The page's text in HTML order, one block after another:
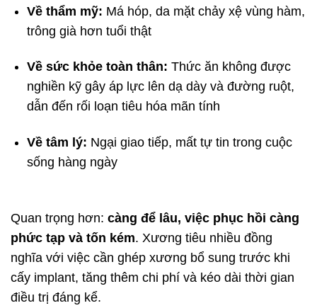
Về thẩm mỹ: Má hóp, da mặt chảy xệ vùng hàm,
trông già hơn tuổi thật
Về sức khỏe toàn thân: Thức ăn không được
nghiền kỹ gây áp lực lên dạ dày và đường ruột,
dẫn đến rối loạn tiêu hóa mãn tính
Về tâm lý: Ngại giao tiếp, mất tự tin trong cuộc
sống hàng ngày
Quan trọng hơn: càng để lâu, việc phục hồi càng
phức tạp và tốn kém. Xương tiêu nhiều đồng
nghĩa với việc cần ghép xương bổ sung trước khi
cấy implant, tăng thêm chi phí và kéo dài thời gian
điều trị đáng kể.